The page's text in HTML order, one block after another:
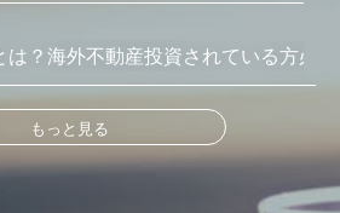
？海外不動産投資されている方必見
もっと見る